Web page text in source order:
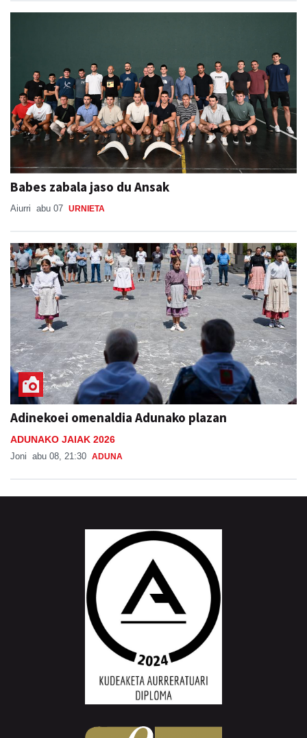
Babes zabala jaso du Ansak
Aiurri abu 07 URNIETA
Adinekoei omenaldia Adunako plazan
ADUNAKO JAIAK 2026
Joni abu 08, 21:30 ADUNA